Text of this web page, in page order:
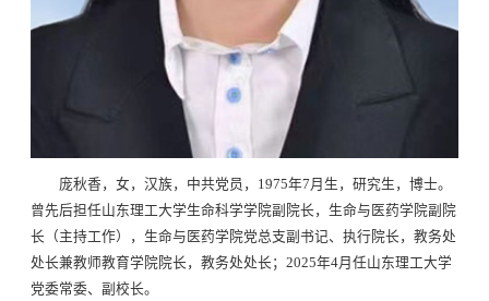
庞秋香，女，汉族，中共党员，1975年7月生，研究生，博士。
曾先后担任山东理工大学生命科学学院副院长，生命与医药学院副院
长（主持工作），生命与医药学院党总支副书记、执行院长，教务处
处长兼教师教育学院院长，教务处处长；2025年4月任山东理工大学
党委常委、副校长。